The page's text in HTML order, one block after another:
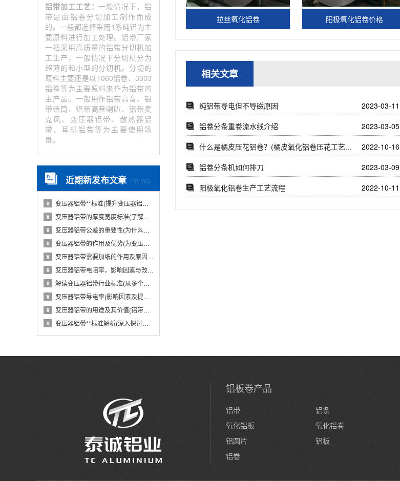
铝带加工工艺：一般情况下，铝
带是由铝卷分切加工制作而成
的。一般都选择采用1系纯铝为主
要原料进行加工处理。铝带厂家
一把采用高质量的铝带分切机加
工生产，一般情况下分切机分为
超薄的和小型的分切机。分切的
原料主要还是以1060铝卷、3003
铝卷等为主要原料来作为铝带的
主产品。一般用作铝带高音、铝
带话筒、铝带高音喇叭、铝带麦
克风、变压器铝带、散热器铝
带、耳机铝带等为主要使用场
景。
近期新发布文章 / NEWS
♜ 变压器铝带**标准(提升变压器铝带质量的国···
♜ 变压器铝带的厚度宽度标准(了解变压器铝带的···
♜ 变压器铝带公差的重要性(为什么变压器铝带公···
♜ 变压器铝带的作用及优势(为变压器提供导电性···
♜ 变压器铝带需要加纸的作用及原因(从电气性能···
♜ 变压器铝带电阻率，影响因素与改进措施(分析···
♜ 解读变压器铝带行业标准(从多个维度探究变压···
♜ 变压器铝带导电率(影响因素及提高方法)
♜ 变压器铝带的用途及其价值(铝带在变压器中的···
♜ 变压器铝带**标准解析(深入探讨变压器铝带···
拉丝氧化铝卷 阳极氧化铝卷价格
相关文章
纯铝带导电但不导磁原因 2023-03-11
铝卷分条重卷流水线介绍
2023-03-05
什么是橘皮压花铝卷？(橘皮氧化铝卷压花工艺...
2022-10-16
铝卷分条机如何排刀
2023-03-09
阳极氧化铝卷生产工艺流程
2022-10-11
铝板卷产品
铝带
铝条
氧化铝板
氧化铝卷
铝圆片
铝板
铝卷